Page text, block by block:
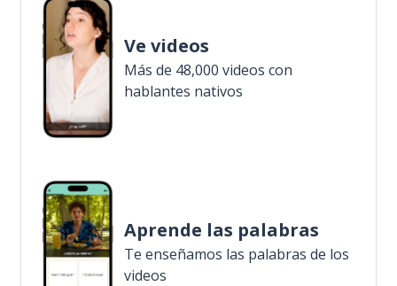
Ve videos
Más de 48,000 videos con
hablantes nativos
Aprende las palabras
Te enseñamos las palabras de los
videos